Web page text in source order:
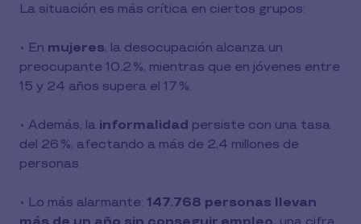
La situación es más crítica en ciertos grupos:
• En mujeres, la desocupación alcanza un
preocupante 10,2 %, mientras que en jóvenes entre
15 y 24 años supera el 17 %.
• Además, la informalidad persiste con una tasa
del 26 %, afectando a más de 2,4 millones de
personas.
• Lo más alarmante: 147.768 personas llevan